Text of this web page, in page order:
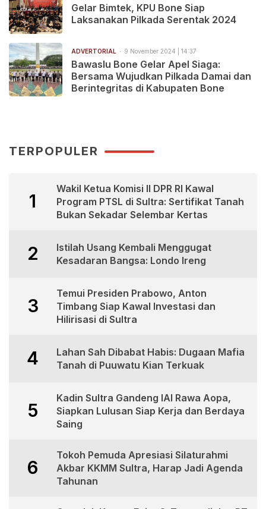
Gelar Bimtek, KPU Bone Siap
Laksanakan Pilkada Serentak 2024
ADVERTORIAL 9 November 2024 | 14:37
Bawaslu Bone Gelar Apel Siaga:
Bersama Wujudkan Pilkada Damai dan
Berintegritas di Kabupaten Bone
TERPOPULER
1
Wakil Ketua Komisi II DPR RI Kawal
Program PTSL di Sultra: Sertifikat Tanah
Bukan Sekadar Selembar Kertas
2
Istilah Usang Kembali Menggugat
Kesadaran Bangsa: Londo Ireng
3
Temui Presiden Prabowo, Anton
Timbang Siap Kawal Investasi dan
Hilirisasi di Sultra
4
Lahan Sah Dibabat Habis: Dugaan Mafia
Tanah di Puuwatu Kian Terkuak
5
Kadin Sultra Gandeng IAI Rawa Aopa,
Siapkan Lulusan Siap Kerja dan Berdaya
Saing
6
Tokoh Pemuda Apresiasi Silaturahmi
Akbar KKMM Sultra, Harap Jadi Agenda
Tahunan